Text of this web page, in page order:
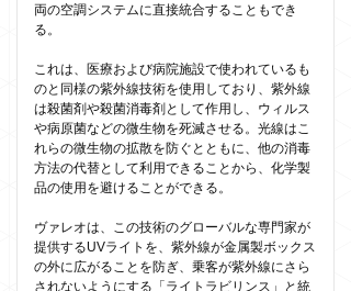
両の空調システムに直接統合することもでき
る。
これは、医療および病院施設で使われているも
のと同様の紫外線技術を使用しており、紫外線
は殺菌剤や殺菌消毒剤として作用し、ウィルス
や病原菌などの微生物を死滅させる。光線はこ
れらの微生物の拡散を防ぐとともに、他の消毒
方法の代替として利用できることから、化学製
品の使用を避けることができる。
ヴァレオは、この技術のグローバルな専門家が
提供するUVライトを、紫外線が金属製ボックス
の外に広がることを防ぎ、乗客が紫外線にさら
されないようにする「ライトラビリンス」と統